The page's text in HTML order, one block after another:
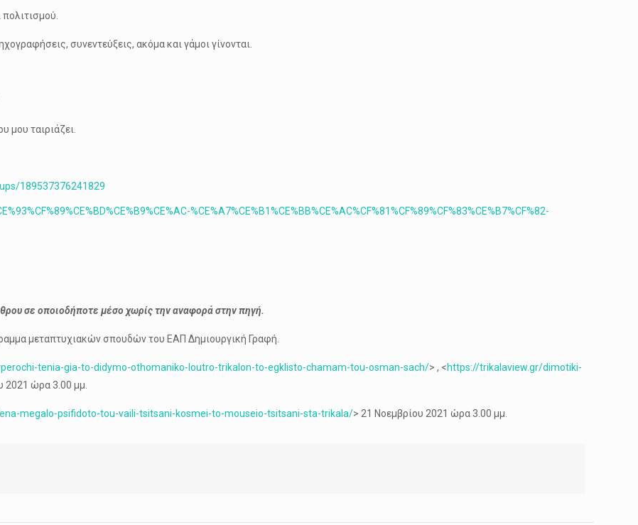
συνεντεύξεις, ακόμα και γάμοι γίνονται.
ταιριάζει.
189537376241829
%CE%A7%CE%B1%CE%BB%CE%AC%CF%81%CF%89%CF%83%CE%B7%CF%82-
σε οποιοδήποτε μέσο χωρίς την αναφορά στην πηγή.
μεταπτυχιακών σπουδών του ΕΑΠ Δημιουργική Γραφή.
tenia-gia-to-didymo-othomaniko-loutro-trikalon-to-egklisto-chamam-tou-osman-sach/> , <https://trikalaview.gr/dimotiki-
2021 ώρα 3.00 μμ.
megalo-psifidoto-tou-vaili-tsitsani-kosmei-to-mouseio-tsitsani-sta-trikala/> 21 Νοεμβρίου 2021 ώρα 3.00 μμ.